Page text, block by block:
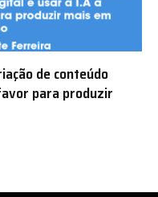
de conteúdo
para produzir